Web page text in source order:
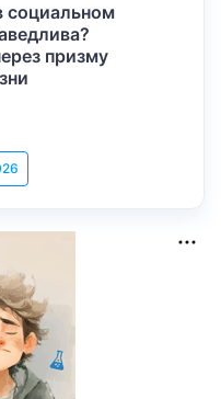
социальном
призму